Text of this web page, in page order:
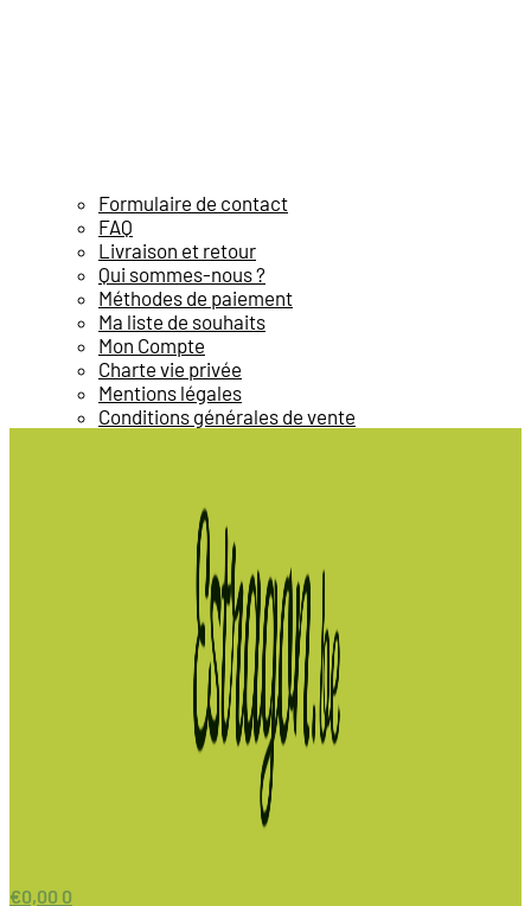
Formulaire de contact
FAQ
Livraison et retour
Qui sommes-nous ?
Méthodes de paiement
Ma liste de souhaits
Mon Compte
Charte vie privée
Mentions légales
Conditions générales de vente
€0,00 0